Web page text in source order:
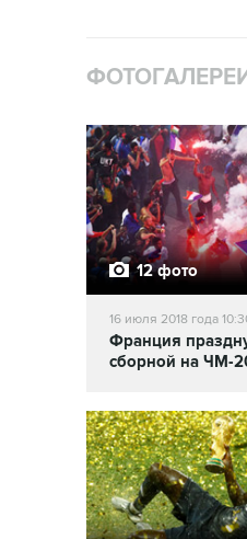
12 фото
16 июля 2018 года
Франция
сборной на ЧМ-